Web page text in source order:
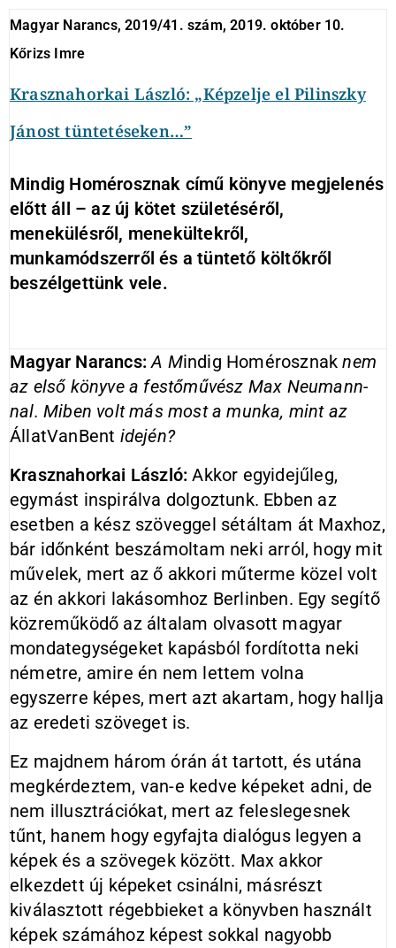
Magyar Narancs, 2019/41. szám, 2019. október 10.
Kőrizs Imre
Krasznahorkai László: „Képzelje el Pilinszky
Jánost tüntetéseken…”
Mindig Homérosznak című könyve megjelenés
előtt áll – az új kötet születéséről,
menekülésről, menekültekről,
munkamódszerről és a tüntető költőkről
beszélgettünk vele.
Magyar Narancs:A Mindig Homérosznak nem
az első könyve a festőművész Max Neumann-
nal. Miben volt más most a munka, mint az
ÁllatVanBent idején?
Krasznahorkai László:Akkor egyidejűleg,
egymást inspirálva dolgoztunk. Ebben az
esetben a kész szöveggel sétáltam át Maxhoz,
bár időnként beszámoltam neki arról, hogy mit
művelek, mert az ő akkori műterme közel volt
az én akkori lakásomhoz Berlinben. Egy segítő
közreműködő az általam olvasott magyar
mondategységeket kapásból fordította neki
németre, amire én nem lettem volna
egyszerre képes, mert azt akartam, hogy hallja
az eredeti szöveget is.
Ez majdnem három órán át tartott, és utána
megkérdeztem, van-e kedve képeket adni, de
nem illusztrációkat, mert az feleslegesnek
tűnt, hanem hogy egyfajta dialógus legyen a
képek és a szövegek között. Max akkor
elkezdett új képeket csinálni, másrészt
kiválasztott régebbieket a könyvben használt
képek számához képest sokkal nagyobb